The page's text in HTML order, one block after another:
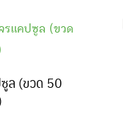
ล (ขวด 50